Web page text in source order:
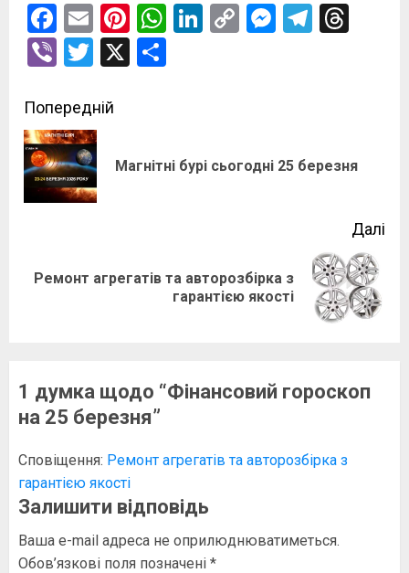
Facebook
EmailPinterest
WhatsApp
LinkedIn
Copy
ViberTwitter
X
Post
navigation
Попередній
Магнітні бурі сьогодні 25 березня
Далі
Наступний
Ремонт агрегатів та авторозбірка з
гарантією якості
1 думка щодо “Фінансовий гороскоп
на 25 березня”
Сповіщення: Ремонт агрегатів та авторозбірка з
гарантією якості
Залишити відповідь
Ваша e-mail адреса не оприлюднюватиметься.
Обов’язкові поля позначені *